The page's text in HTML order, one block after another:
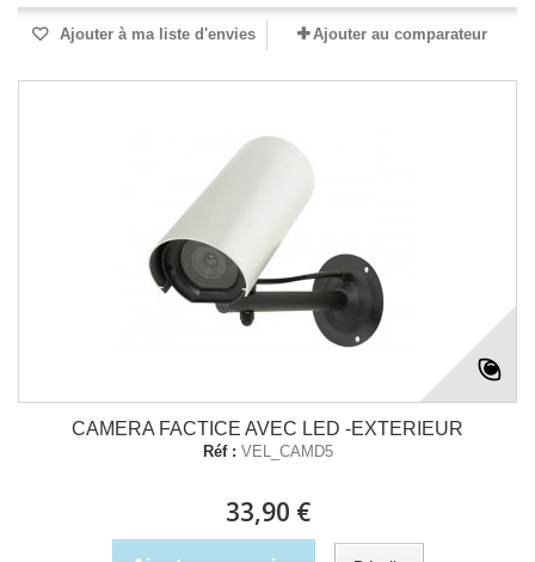
Ajouter à ma liste d'envies Ajouter au comparateur
CAMERA FACTICE AVEC LED -EXTERIEUR
Réf : VEL_CAMD5
33,90 €